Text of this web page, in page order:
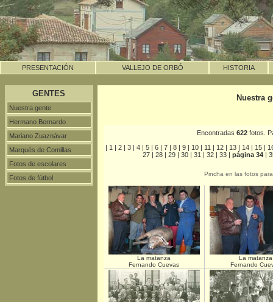
PRESENTACIÓN VALLEJO DE ORBÓ HISTORIA
GENTES
Nuestra gente
Hermano Bernardo
Mariano Zuaznávar
Marqués de Comillas
Fotos de escolares
Fotos de fútbol
Nuestra
Encontradas 622 fotos.
| 1 | 2 | 3 | 4 | 5 | 6 | 7 | 8 | 9 | 10 | 11 | 12 | 13 | 14 | 15 |
27 | 28 | 29 | 30 | 31 | 32 | 33 | página 34 |
Pincha en las fotos
La matanza
Fernando Cuevas
La matanza
Fernando